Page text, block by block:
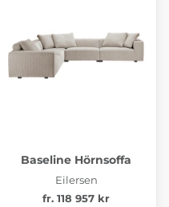
fr. 53 614 kr
Baseline Hörnsoffa
Eilersen
fr. 118 957 kr